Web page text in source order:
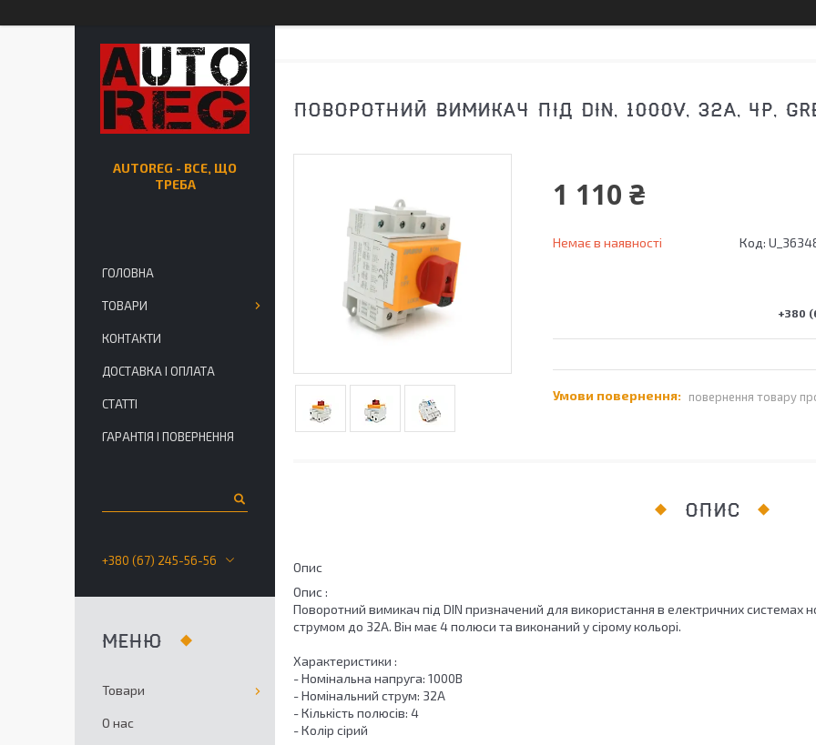
ПОВОРОТНИЙ ВИМИКАЧ ПІД DIN, 1000V, 32A, 4P,
1 110 ₴
Немає в наявності Код:
+380
повернення товару
ОПИС
Опис
Опис :
Поворотний вимикач під DIN призначений для використання в електричних системах
струмом до 32А. Він має 4 полюси та виконаний у сірому кольорі.
Характеристики :
- Номінальна напруга: 1000В
- Номінальний струм: 32А
- Кількість полюсів: 4
- Колір сірий
AUTOREG - ВСЕ, ЩО
ТРЕБА
ГОЛОВНА
ТОВАРИ
КОНТАКТИ
ДОСТАВКА І ОПЛАТА
СТАТТІ
ГАРАНТІЯ І ПОВЕРНЕННЯ
+380 (67) 245-56-56
Товари
О нас